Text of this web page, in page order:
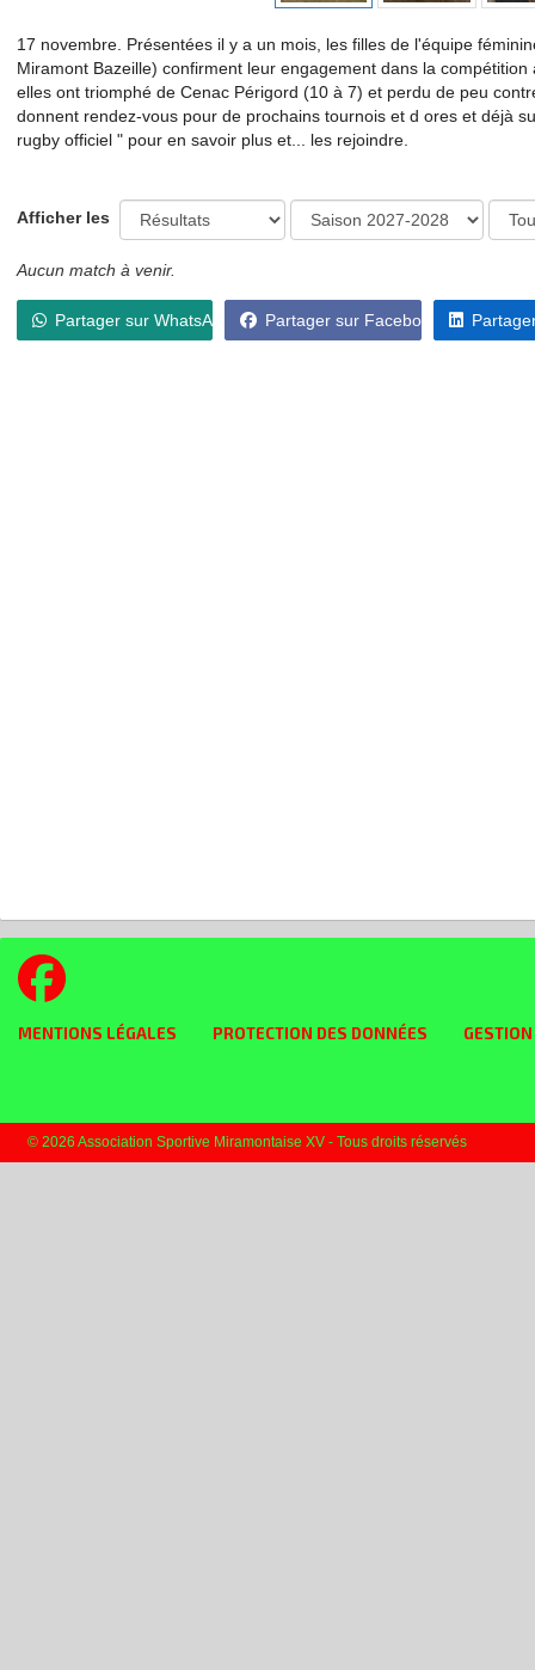
17 novembre. Présentées il y a un mois, les filles de l'équipe
Miramont Bazeille) confirment leur engagement dans la
elles ont triomphé de Cenac Périgord (10 à 7) et perdu de peu
donnent rendez-vous pour de prochains tournois et d ores et déjà
rugby officiel " pour en savoir plus et... les rejoindre.
Afficher les
Aucun match à venir.
Partager sur WhatsApp Partager sur Facebook
MENTIONS LÉGALES PROTECTION DES DONNÉES
© 2026 Association Sportive Miramontaise XV - Tous droits réservés